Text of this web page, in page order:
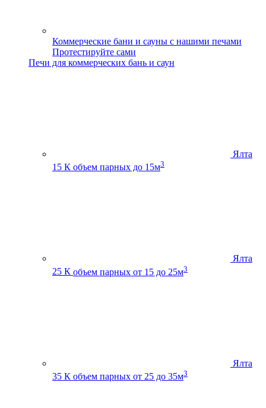
Коммерческие бани и сауны с нашими печами
Протестируйте сами
Печи для коммерческих бань и саун
Ялта
15 К объем парных до 15м3
Ялта
25 К объем парных от 15 до 25м3
Ялта
35 К объем парных от 25 до 35м3